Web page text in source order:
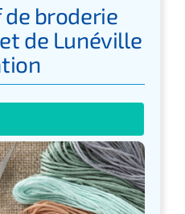
broderie
de Lunéville